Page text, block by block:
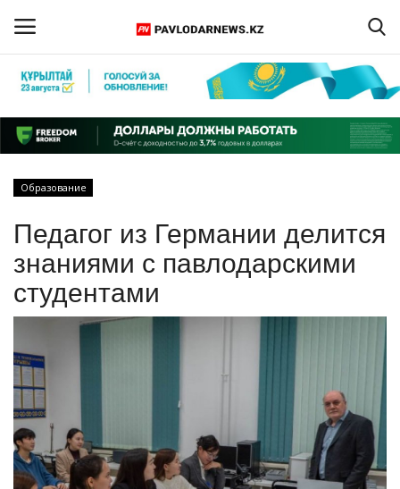
Регистрация
Главная
ПАВЛОДАРСКАЯ ОБЛАСТЬ
КАЗАХСТАН
СПЕЦПРОЕКТЫ
СПОРТ
Чек-лист
Образование
Педагог из Германии делится
знаниями с павлодарскими
студентами